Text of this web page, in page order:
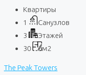
Квартиры
1
Санузлов
3
Этажей
30
м2
The Peak Towers